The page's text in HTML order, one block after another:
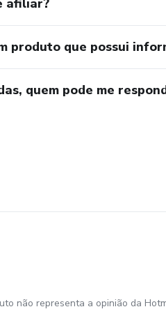
produto que possui
quem pode me
não representa a opinião da